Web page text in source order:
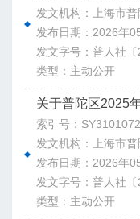
发文机构：上海市
发布日期：2026年
发文字号：普人社
类型：主动公开
索引号：
发文机构：上海市
发布日期：2026年
发文字号：普人社
类型：主动公开